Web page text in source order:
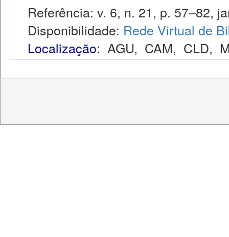
Referência: v. 6, n. 21, p. 57–82,
Disponibilidade: Rede Virtual de
Localização: AGU, CAM, CLD,